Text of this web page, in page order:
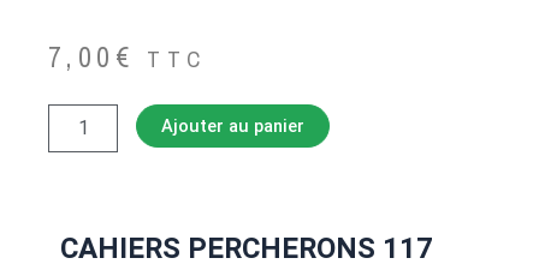
7,00 € TTC
(1993-
4)
Ajouter au panier
CAHIERS PERCHERONS 117